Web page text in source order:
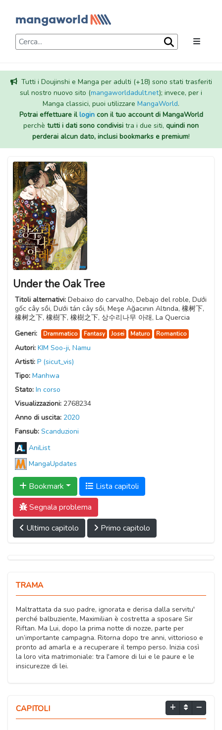
Tutti i Doujinshi e Manga per adulti (+18) sono stati trasferiti
sul nostro nuovo sito (mangaworldadult.net); invece, per i
Manga classici, puoi utilizzare MangaWorld.
Potrai effettuare illogincon il tuo account di MangaWorld
perchè tutti i dati sono condivisi tra i due siti, quindi non
perderai alcun dato, inclusi bookmarks e premium!
Under the Oak Tree
Titoli alternativi: Debaixo do carvalho, Debajo del roble, Dưới
gốc cây sồi, Dưới tán cây sồi, Meşe Ağacının Altında, 橡树下,
橡树之下, 橡樹下, 橡樹之下, 상수리나무 아래, La Quercia
Generi:
Drammatico Fantasy Josei Maturo Romantico
Autori: KIM Soo-ji, Namu
Artisti: P (sicut_vis)
Tipo: Manhwa
Stato: In corso
Visualizzazioni: 2768234
Anno di uscita: 2020
Fansub: Scanduzioni
AniList
MangaUpdates
Bookmark
Lista capitoli
Segnala problema
Ultimo capitolo
Primo capitolo
TRAMA
Maltrattata da suo padre, ignorata e derisa dalla servitu'
perché balbuziente, Maximilian è costretta a sposare Sir
Riftan. Ma Lui, dopo la prima notte di nozze, parte per
un’importante campagna. Ritorna dopo tre anni, vittorioso e
pronto ad amarla e a recuperare il tempo perso. Inizia così
la loro vita matrimoniale: tra l'amore di lui e le paure e le
insicurezze di lei.
CAPITOLI